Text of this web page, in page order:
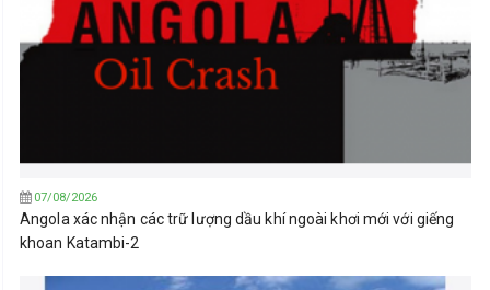
07/08/2026
Angola xác nhận các trữ lượng dầu khí ngoài khơi mới với giếng
khoan Katambi-2